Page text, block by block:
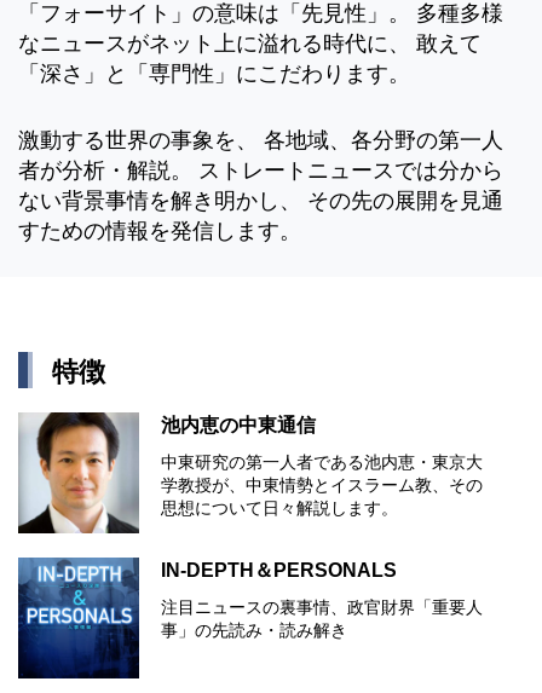
「フォーサイト」の意味は「先見性」。 多種多様
なニュースがネット上に溢れる時代に、 敢えて
「深さ」と「専門性」にこだわります。
激動する世界の事象を、 各地域、各分野の第一人
者が分析・解説。 ストレートニュースでは分から
ない背景事情を解き明かし、 その先の展開を見通
すための情報を発信します。
特徴
池内恵の中東通信
中東研究の第⼀⼈者である池内恵・東京⼤
学教授が、中東情勢とイスラーム教、その
思想について⽇々解説します。
IN-DEPTH＆PERSONALS
注目ニュースの裏事情、政官財界「重要人
事」の先読み・読み解き